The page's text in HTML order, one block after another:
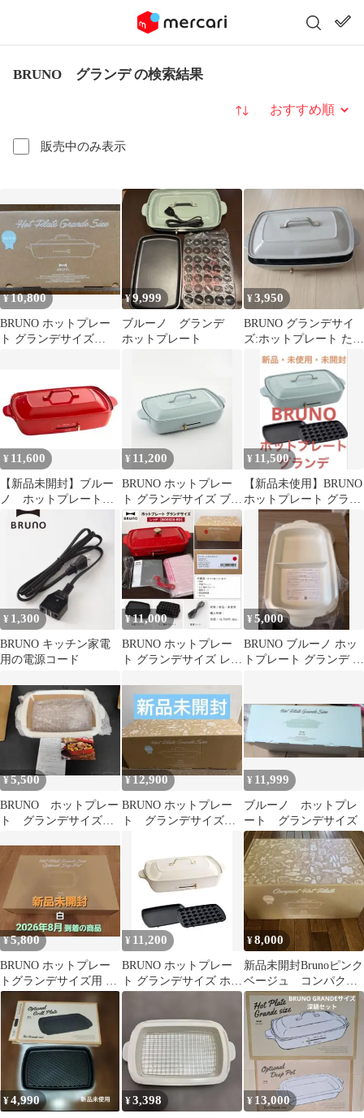
BRUNO グランデ の検索結果
販売中のみ表示
並び替え
¥10,800
BRUNO ホットプレー
ト グランデサイズ
¥9,999
ブルーノ グランデ
ホットプレート
¥3,950
BRUNO グランデサイ
ズ:ホットプレート たこ
焼きプレート付き 本体
¥ 11,600
【新品未開封】ブルー
ノ ホットプレート
グランデサイズ レッ
ド
¥ 11,200
BRUNO ホットプレー
ト グランデサイズ ブル
ーグレー
¥ 11,500
【新品未使用】BRUNO
ホットプレート グラン
デサイズ ブルーグレー
¥ 1,300
BRUNO キッチン家電
用の電源コード
¥11,000
BRUNO ホットプレー
ト グランデサイズ レッ
¥5,000
BRUNO ブルーノ ホッ
トプレート グランデ 仕
¥5,500
BRUNO ホットプレー
ト グランデサイズ
¥12,900
BRUNO ホットプレー
ト グランデサイズ
¥ 11,999
ブルーノ ホットプレ
ート グランデサイズ
¥5,800
BRUNO ホットプレー
トグランデサイズ用 深
鍋 【新品未開封】
¥ 11,200
BRUNO ホットプレー
ト グランデサイズ ホワ
イト
¥8,000
新品未開封Brunoピンク
ベージュ コンパクト
ホットプレート 限定
色 たこ焼きも
¥4,990 ¥3,398 ¥ 13,000